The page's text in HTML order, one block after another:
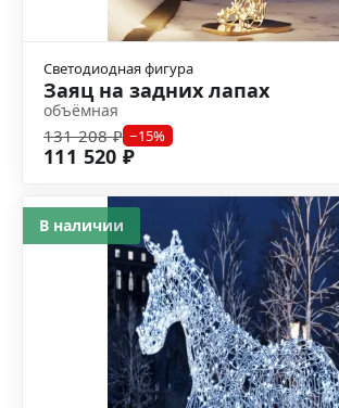
Светодиодная фигура
Заяц на задних лапах
объёмная
131 208 ₽ −15%
111 520 ₽
В наличии